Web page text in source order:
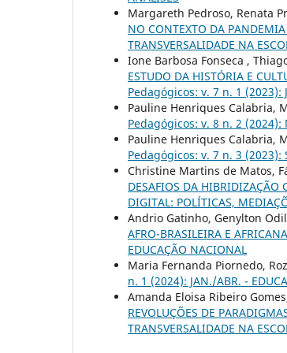
Margareth Pedroso, Renata
NO CONTEXTO DA PANDEMIA
TRANSVERSALIDADE NA
Ione Barbosa Fonseca ,
ESTUDO DA HISTÓRIA E
Pedagógicos: v. 7 n. 1 (2023):
Pauline Henriques Calabria,
Pedagógicos: v. 8 n. 2 (2024):
Pauline Henriques Calabria,
Pedagógicos: v. 7 n. 3 (2023):
Christine Martins de Matos,
DESAFIOS DA HIBRIDIZAÇÃO
DIGITAL: POLÍTICAS,
Andrio Gatinho, Genylton
AFRO-BRASILEIRA E
EDUCAÇÃO NACIONAL
Maria Fernanda Piornedo,
n. 1 (2024): JAN./ABR. -
Amanda Eloisa Ribeiro
REVOLUÇÕES DE
TRANSVERSALIDADE NA